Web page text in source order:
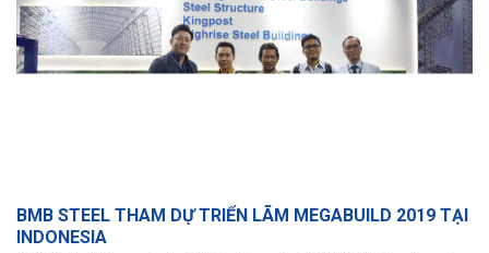
BMB STEEL THAM DỰ TRIỂN LÃM MEGABUILD 2019 TẠI
INDONESIA